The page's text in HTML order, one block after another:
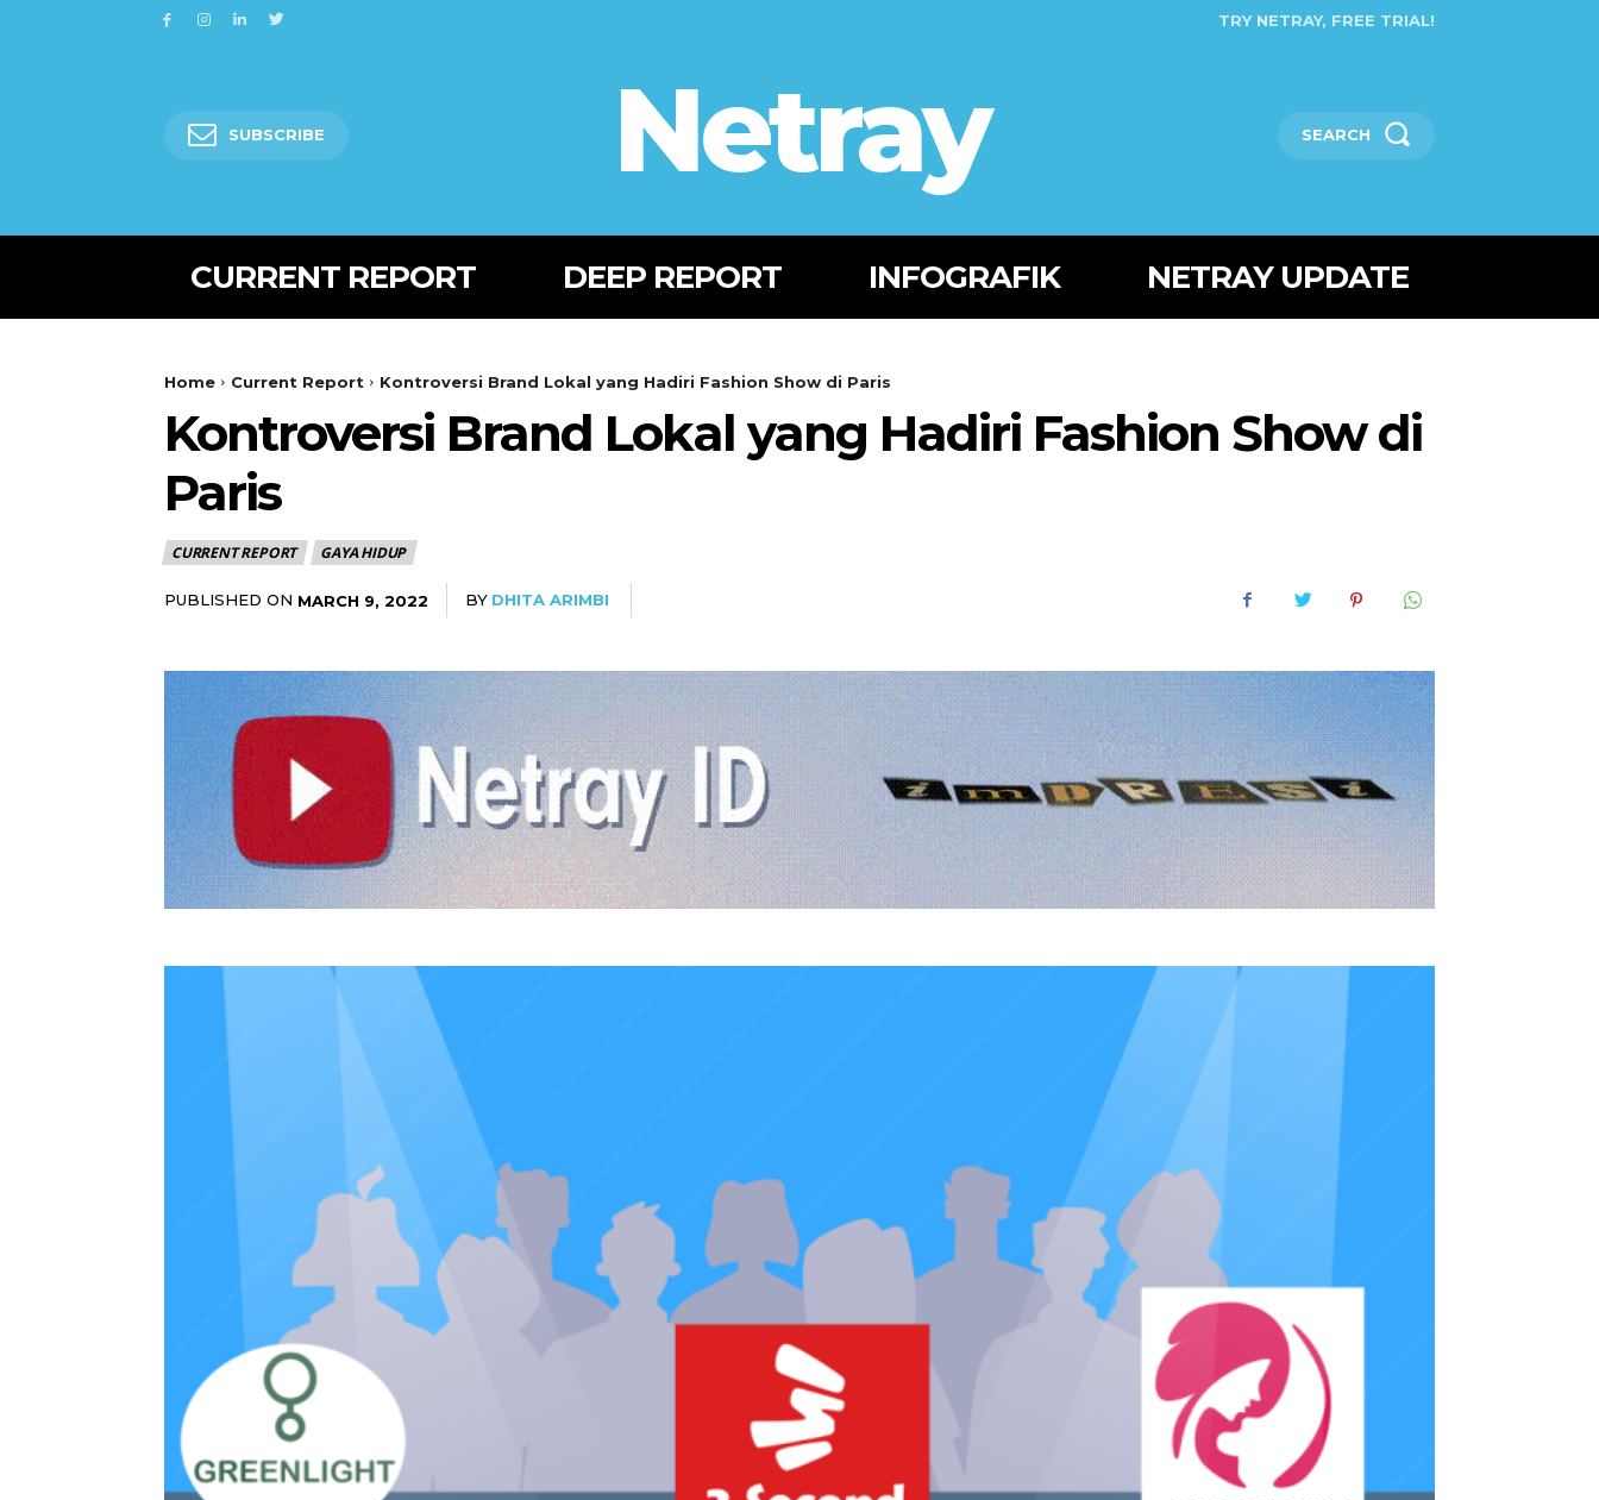
TRY NETRAY, FREE TRIAL!
SUBSCRIBE Netray SEARCH
CURRENT REPORT DEEP REPORT INFOGRAFIK NETRAY UPDATE
Home Current Report Kontroversi Brand Lokal yang Hadiri Fashion Show di Paris
Kontroversi Brand Lokal yang Hadiri Fashion Show di
Paris
CURRENT REPORT GAYA HIDUP
PUBLISHED ON MARCH 9, 2022 BY DHITA ARIMBI